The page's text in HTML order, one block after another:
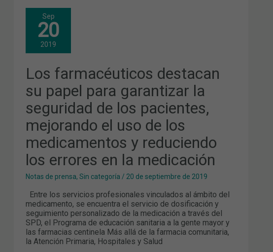
Sep
20
2019
Los farmacéuticos destacan
su papel para garantizar la
seguridad de los pacientes,
mejorando el uso de los
medicamentos y reduciendo
los errores en la medicación
Notas de prensa,Sin categoría / 20 de septiembre de 2019
Entre los servicios profesionales vinculados al ámbito del
medicamento, se encuentra el servicio de dosificación y
seguimiento personalizado de la medicación a través del
SPD, el Programa de educación sanitaria a la gente mayor y
las farmacias centinela Más allá de la farmacia comunitaria,
la Atención Primaria, Hospitales y Salud
LOS
FARMACÉUTICOS
DESTACAN
SU
PAPEL
PARA
GARANTIZAR
SEGURIDAD
DE
PACIENTES,
MEJORANDO
EL
USO
DE
LOS
MEDICAMENTOS
Y
LOS
ERRORES
EN
LA